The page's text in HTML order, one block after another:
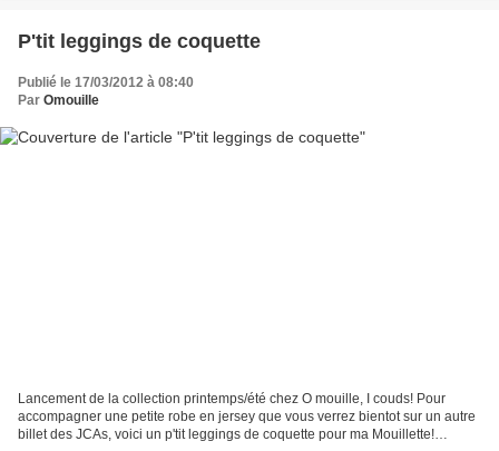
P'tit leggings de coquette
Publié le 17/03/2012 à 08:40
Par Omouille
Lancement de la collection printemps/été chez O mouille, I couds! Pour
accompagner une petite robe en jersey que vous verrez bientot sur un autre
billet des JCAs, voici un p'tit leggings de coquette pour ma Mouillette!